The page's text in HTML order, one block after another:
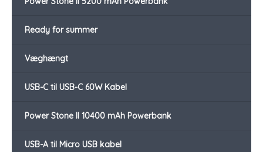
Ready for summer
Væghængt
USB-C til USB-C 60W Kabel
Power Stone II 10400 mAh Powerbank
USB-A til Micro USB kabel